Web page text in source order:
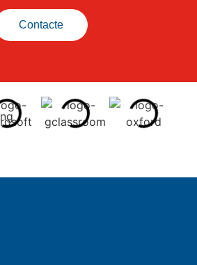
Contacte